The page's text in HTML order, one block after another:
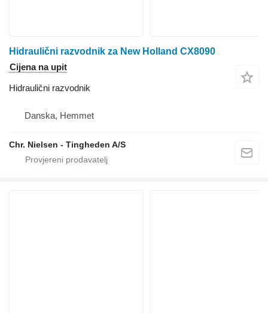
Hidraulični razvodnik za New Holland CX8090
Cijena na upit
Hidraulični razvodnik
Danska, Hemmet
Chr. Nielsen - Tingheden A/S